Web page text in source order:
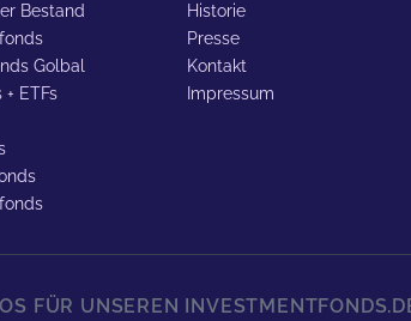
Bestand
Golbal
ETFs
Historie
Presse
Kontakt
Impressum
FÜR UNSEREN